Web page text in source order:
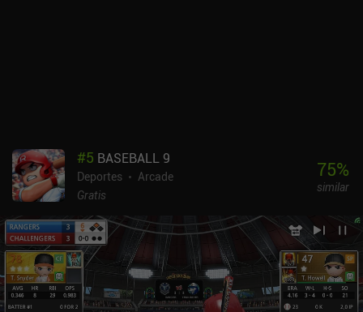
#5 BASEBALL 9
Deportes
Arcade
Gratis
75%
similar